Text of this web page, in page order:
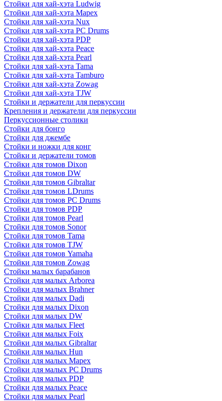
Стойки для хай-хэта Ludwig
Стойки для хай-хэта Mapex
Стойки для хай-хэта Nux
Стойки для хай-хэта PC Drums
Стойки для хай-хэта PDP
Стойки для хай-хэта Peace
Стойки для хай-хэта Pearl
Стойки для хай-хэта Tama
Стойки для хай-хэта Tamburo
Стойки для хай-хэта Zowag
Стойки для хай-хэта TJW
Стойки и держатели для перкуссии
Крепления и держатели для перкуссии
Перкуссионные столики
Стойки для бонго
Стойки для джембе
Стойки и ножки для конг
Стойки и держатели томов
Стойки для томов Dixon
Стойки для томов DW
Стойки для томов Gibraltar
Стойки для томов LDrums
Стойки для томов PC Drums
Стойки для томов PDP
Стойки для томов Pearl
Стойки для томов Sonor
Стойки для томов Tama
Стойки для томов TJW
Стойки для томов Yamaha
Стойки для томов Zowag
Стойки малых барабанов
Стойки для малых Arborea
Стойки для малых Brahner
Стойки для малых Dadi
Стойки для малых Dixon
Стойки для малых DW
Стойки для малых Fleet
Стойки для малых Foix
Стойки для малых Gibraltar
Стойки для малых Hun
Стойки для малых Mapex
Стойки для малых PC Drums
Стойки для малых PDP
Стойки для малых Peace
Стойки для малых Pearl